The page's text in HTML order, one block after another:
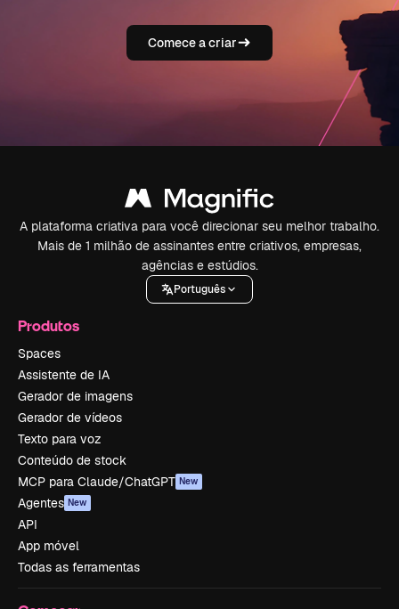
Comece a criar
A plataforma criativa para você direcionar seu melhor trabalho.
Mais de 1 milhão de assinantes entre criativos, empresas,
agências e estúdios.
Português
Produtos
Spaces
Assistente de IA
Gerador de imagens
Gerador de vídeos
Texto para voz
Conteúdo de stock
MCP para Claude/ChatGPT New
Agentes New
API
App móvel
Todas as ferramentas